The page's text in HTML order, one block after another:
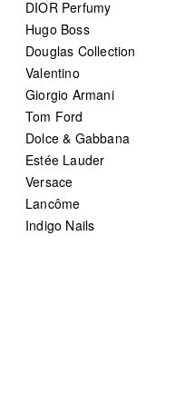
DIOR Perfumy
Hugo Boss
Douglas Collection
Valentino
Giorgio Armani
Tom Ford
Dolce & Gabbana
Estée Lauder
Versace
Lancôme
Indigo Nails